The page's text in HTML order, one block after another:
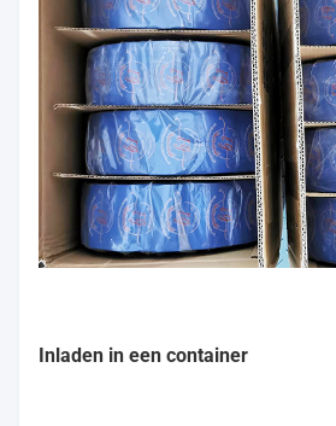
Inladen in een container